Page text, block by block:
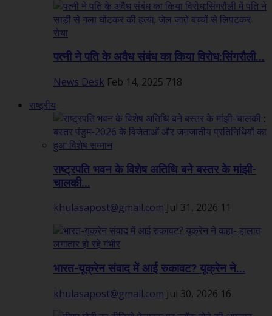
पत्नी ने पति के अवैध संबंध का किया विरोध:सिंगरौली...
News Desk Feb 14, 2025 718
राष्ट्रीय
राष्ट्रपति भवन के विशेष अतिथि बने बस्तर के मांझी-
चालकी...
khulasapost@gmail.com Jul 31, 2026 11
भारत-यूक्रेन संवाद में आई रुकावट? यूक्रेन ने...
khulasapost@gmail.com Jul 30, 2026 16